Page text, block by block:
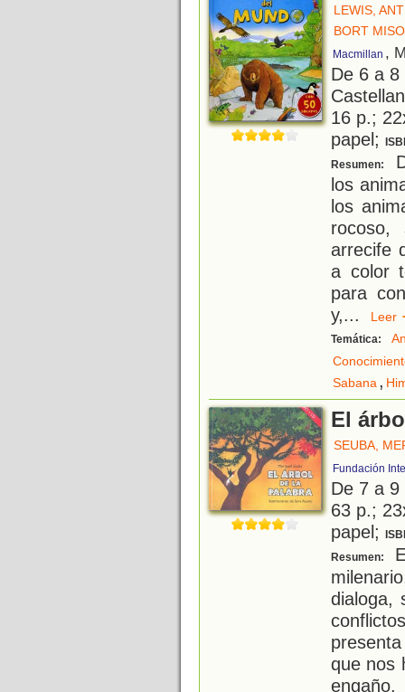
LEWIS,
BORT
Macmillan ,
De 6 a
16 p.;
papel;
Resumen:
los
los
rocoso,
arrecife
a color
para
y,...
Temática:
Sabana,
El
SEUBA,
Fundación
De 7 a
63 p.;
papel;
Resumen:
dialoga,
que nos